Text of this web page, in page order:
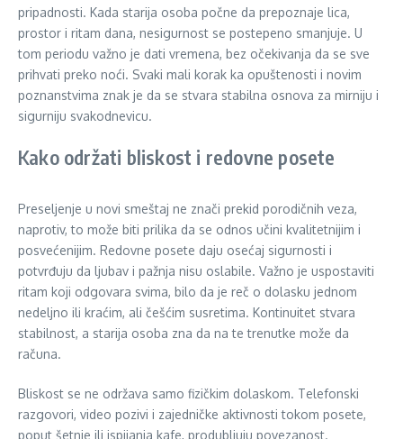
pripadnosti. Kada starija osoba počne da prepoznaje lica,
prostor i ritam dana, nesigurnost se postepeno smanjuje. U
tom periodu važno je dati vremena, bez očekivanja da se sve
prihvati preko noći. Svaki mali korak ka opuštenosti i novim
poznanstvima znak je da se stvara stabilna osnova za mirniju i
sigurniju svakodnevicu.
Kako održati bliskost i redovne posete
Preseljenje u novi smeštaj ne znači prekid porodičnih veza,
naprotiv, to može biti prilika da se odnos učini kvalitetnijim i
posvećenijim. Redovne posete daju osećaj sigurnosti i
potvrđuju da ljubav i pažnja nisu oslabile. Važno je uspostaviti
ritam koji odgovara svima, bilo da je reč o dolasku jednom
nedeljno ili kraćim, ali češćim susretima. Kontinuitet stvara
stabilnost, a starija osoba zna da na te trenutke može da
računa.
Bliskost se ne održava samo fizičkim dolaskom. Telefonski
razgovori, video pozivi i zajedničke aktivnosti tokom posete,
poput šetnje ili ispijanja kafe, produbljuju povezanost.